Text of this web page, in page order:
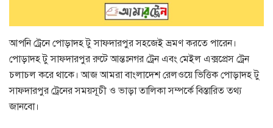
আপনি ট্রেনে পোড়াদহ টু সাফদারপুর সহজেই ভ্রমণ করতে পারেন।
পোড়াদহ টু সাফদারপুর রুটে আন্তঃনগর ট্রেন এবং মেইল এক্সপ্রেস ট্রেন
চলাচল করে থাকে। আজ আমরা বাংলাদেশ রেলওয়ে ভিত্তিক পোড়াদহ টু
সাফদারপুর ট্রেনের সময়সূচী ও ভাড়া তালিকা সম্পর্কে বিস্তারিত তথ্য
জানবো।